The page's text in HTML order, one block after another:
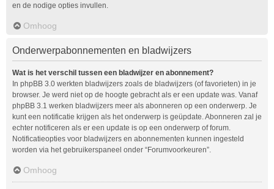
en de nodige opties invullen.
Omhoog
Onderwerpabonnementen en bladwijzers
Wat is het verschil tussen een bladwijzer en abonnement?
In phpBB 3.0 werkten bladwijzers zoals de bladwijzers (of favorieten) in je
browser. Je werd niet op de hoogte gebracht als er een update was. Vanaf
phpBB 3.1 werken bladwijzers meer als abonneren op een onderwerp. Je
kunt een notificatie krijgen als het onderwerp is geüpdate. Abonneren zal je
echter notificeren als er een update is op een onderwerp of forum.
Notificatieopties voor bladwijzers en abonnementen kunnen ingesteld
worden via het gebruikerspaneel onder “Forumvoorkeuren”.
Omhoog